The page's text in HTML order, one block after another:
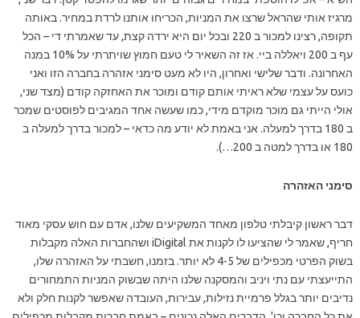
מרגיז אותי שהראל שרצו את המניות, הכריחו אותנו לרדת במחיר. באותה
תקופה, רצינו למכור ב 220 ובכל יום היא ירדה קצת, עד שאמרתי די – הכל
עף ב 200 ויאללה ביי. אז זה השאיר לי טעם חמוץ שויתרתי על 10% במנה
האחרונה. ודבר שלישי ואחרון, היו לא מעט סימני אזהרה בחברה הזו ואני
כועס על עצמי שלא ראיתי אותם קודם ומוכר את האחזקה קודם (מצד שני,
אולי הייתי גם מוכר מוקדם מידי, כמו שעשה אחד המגיבים לפוסטים שמכר
ב 180 בדרך למעלה. אני באמת לא יודע מה כדאי – למכור בדרך למעלה ב
180 או בדרך למטה ב 200…).
סימני האזהרה
דבר ראשון קיבלתי טלפון מאחד המשקיעים שלנו, אדם עם חוש עסקי מאוד
חריף, שאמר לי שהציעו לו לקנות את iDigital ושהחברות האלה מקבלות
בשוק הפרטי מכפילים של 4-5 לא יותר. בזמנו, חשבתי על האזהרה שלו,
התייעצתי עם נתי ויניב והמסקנה שלנו היתה שבשוק המניות התמחורים
נדיבים יותר בגלל פרמיית נזילות, עבירות, העובדה שאפשר לקנות חלק ולא